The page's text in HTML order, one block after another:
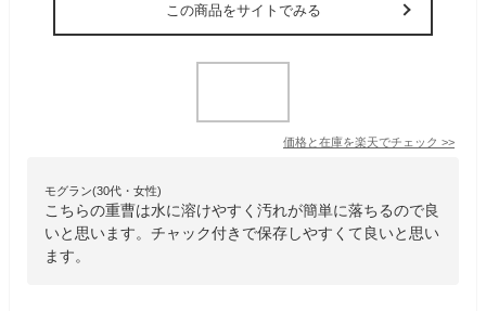
この商品をサイトでみる
価格と在庫を楽天でチェック >>
モグラン(30代・女性)
こちらの重曹は水に溶けやすく汚れが簡単に落ちるので良
いと思います。チャック付きで保存しやすくて良いと思い
ます。